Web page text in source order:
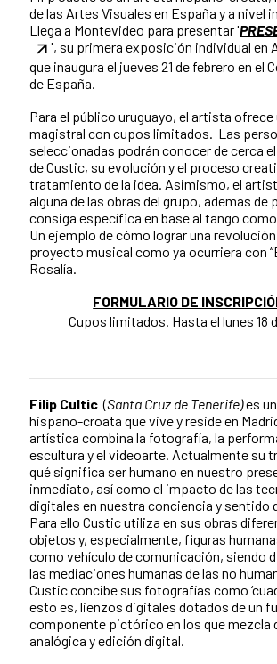
de las Artes Visuales en España y a nivel
Llega a Montevideo para presentar '
', su primera exposición individual en
que inaugura el jueves 21 de febrero en el
de España.
Para el público uruguayo, el artista ofrece
magistral con cupos limitados. Las
seleccionadas podrán conocer de cerca
de Custic, su evolución y el proceso
tratamiento de la idea. Asimismo, el
alguna de las obras del grupo, ademas de
consiga específica en base al tango
Un ejemplo de cómo lograr una
proyecto musical como ya ocurriera con
Rosalía.
FORMULARIO DE
Cupos limitados. Hasta el lunes 18
Filip Cultic(Santa Cruz de Tenerife)es
hispano-croata que vive y reside en
artística combina la fotografía, la
escultura y el videoarte. Actualmente su
qué significa ser humano en nuestro
inmediato, así como el impacto de las
digitales en nuestra conciencia y sentido
Para ello Custic utiliza en sus obras
objetos y, especialmente, figuras
como vehículo de comunicación, siendo
las mediaciones humanas de las no
Custic concibe sus fotografías como
esto es, lienzos digitales dotados de un
componente pictórico en los que mezcla
analógica y edición digital.